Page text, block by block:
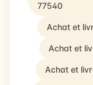
77540
Achat et
Achat et
Achat et